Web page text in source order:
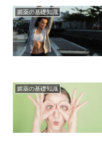
媚薬の基礎知識
媚薬の基礎知識